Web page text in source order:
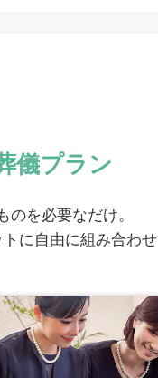
ざいました
した。
実
儀プラン
を必要なだけ。
に自由に組み合わせ